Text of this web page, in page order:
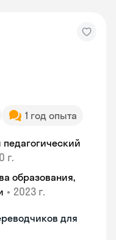
1 год опыта
г.
образования,
• 2023 г.
для